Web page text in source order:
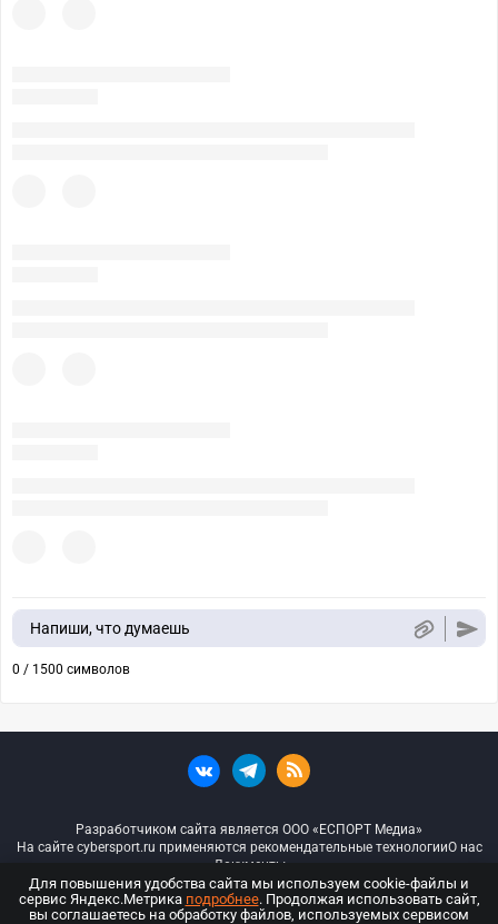
Напиши, что думаешь
0 / 1500 символов
Разработчиком сайта является ООО «ЕСПОРТ Медиа»
На сайте cybersport.ru применяются рекомендательные технологииО нас
Документы
© ООО «Киберспорт.ру» — Все права защищены
Для повышения удобства сайта мы используем cookie-файлы и
сервис Яндекс.Метрика подробнее. Продолжая использовать сайт,
вы соглашаетесь на обработку файлов, используемых сервисом